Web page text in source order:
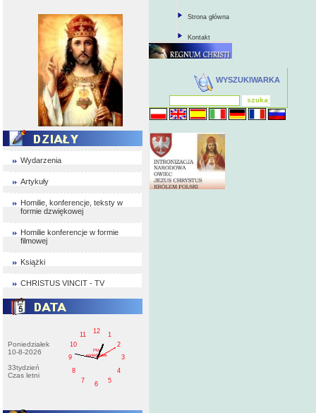
Wydarzenia
Artykuły
Homilie, konferencje, teksty w
formie dzwiękowej
Homilie konferencje w formie
filmowej
Książki
CHRISTUS VINCIT - TV
Poniedziałek
10-8-2026
33tydzień
Czas letni
1
2
3
4
5
6
7
8
9
10
11
12
PM
poniedziałek
Strona główna
Kontakt
WYSZUKIWARKA